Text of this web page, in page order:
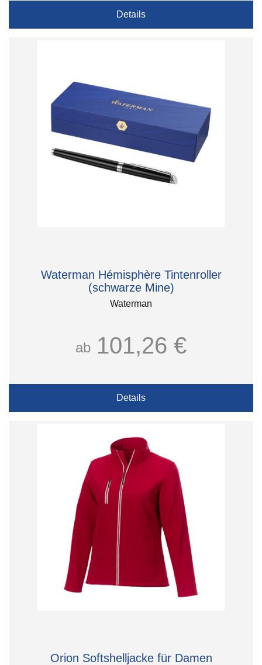
Details
Waterman Hémisphère Tintenroller
(schwarze Mine)
Waterman
ab 101,26 €
Details
Orion Softshelljacke für Damen